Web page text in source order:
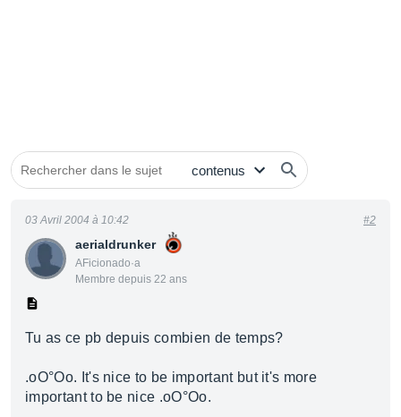
aerialdrunker
AFicionado·a
Membre depuis 22 ans
03 Avril 2004 à 10:42 #2
Tu as ce pb depuis combien de temps?
.oO°Oo. It's nice to be important but it's more
important to be nice .oO°Oo.